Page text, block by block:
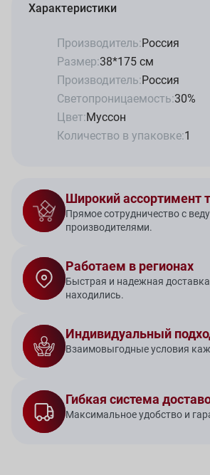
Характеристики
Производитель:Россия
Размер:38*175 см
Производитель:Россия
Светопроницаемость:30%
Цвет:Муссон
Количество в упаковке:1
Широкий ассортимент
Прямое сотрудничество с
производителями.
Работаем в регионах
Быстрая и надежная
находились.
Индивидуальный
Взаимовыгодные условия
Гибкая система
Максимальное удобство и